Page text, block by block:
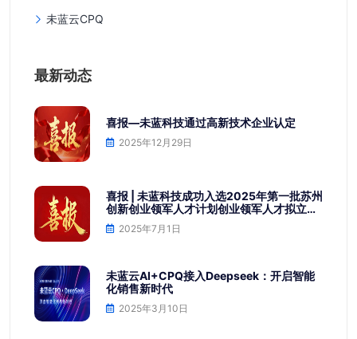
未蓝云CPQ
最新动态
喜报—未蓝科技通过高新技术企业认定
2025年12月29日
喜报 | 未蓝科技成功入选2025年第一批苏州
创新创业领军人才计划创业领军人才拟立项
名单
2025年7月1日
未蓝云AI+CPQ接入Deepseek：开启智能
化销售新时代
2025年3月10日